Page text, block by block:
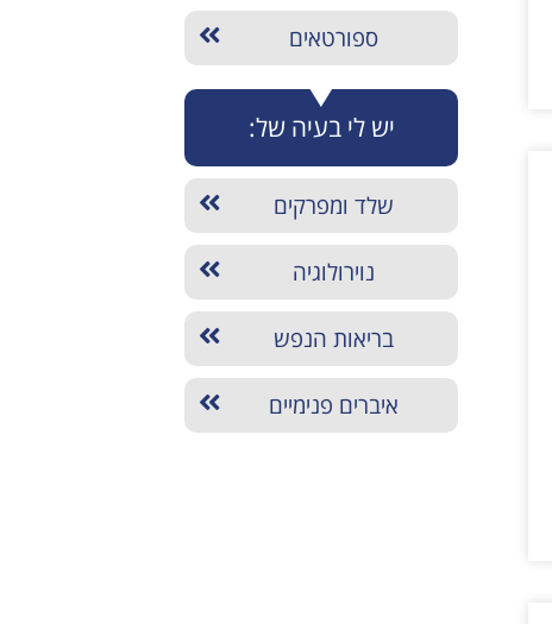
ספורטאים
יש לי בעיה של:
שלד ומפרקים
נוירולוגיה
בריאות הנפש
איברים פנימיים